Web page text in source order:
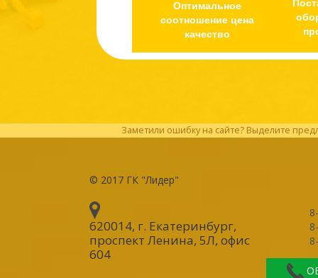
Оптимальное
соотношение цена
качество
Заметили ошибку на сайте? Выделите
© 2017 ГК "Лидер"
620014, г. Екатеринбург,
проспект Ленина, 5Л, офис
604